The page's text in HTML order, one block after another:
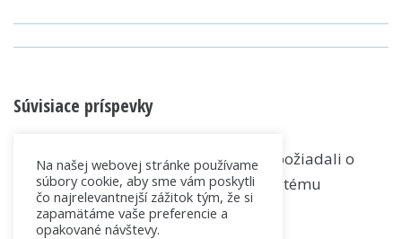
FacebookLinkedInWhatsApp
Súvisiace príspevky
Registrátori, ktorí nepožiadali o
presun do nového systému
18. októbra 2018
Na našej webovej stránke používame
súbory cookie, aby sme vám poskytli
čo najrelevantnejší zážitok tým, že si
zapamätáme vaše preferencie a
opakované návštevy.